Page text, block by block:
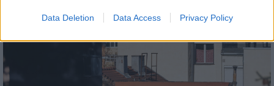
Data Deletion Data Access Privacy Policy